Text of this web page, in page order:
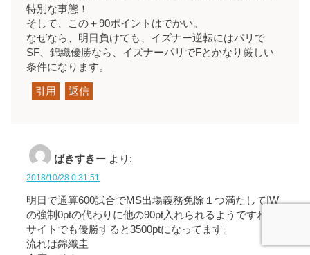
特別な事態！
そして、この＋90ポイントはでかい。
なぜなら、明日負けても、イズナー逆転にはパリで
SF、錦織優勝なら、イズナーパリでFとかなり厳しい
条件になります。
引用 返信
ばきすきー より:
2018/10/28 0:31:51
明日で通算600試合でMS出場義務免除１つ満たしてIW
の強制0ptの代わりに他の90pt入れられるようですね。
サイトでも優勝すると3500ptになってます。
流れは錦織圭